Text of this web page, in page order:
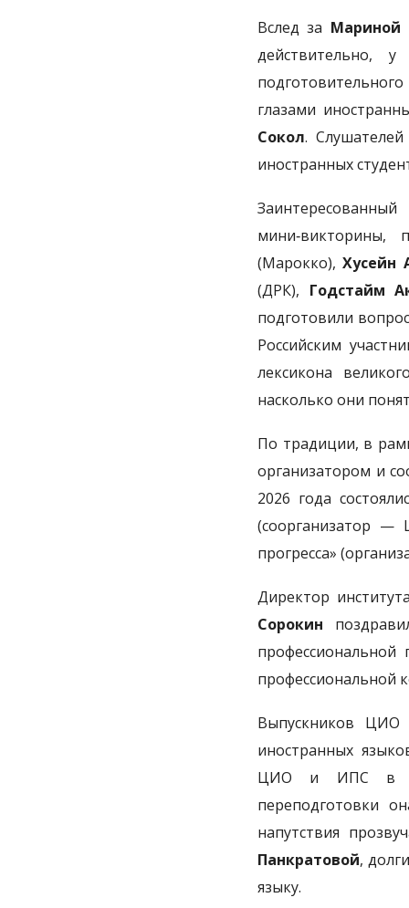
Вслед за Мариной
действительно,
глазами
Сокол.
иностранных
(Марокко),Хусейн
(ДРК), Годстайм
подготовили
Российским
лексикона
насколько они
По традиции, в
организатором и
2026 года
(соорганизатор —
прогресса»
Директор
Сорокин
профессиональной
Выпускников ЦИО
иностранных
ЦИО и ИПС в
переподготовки
напутствия
Панкратовой,
языку.